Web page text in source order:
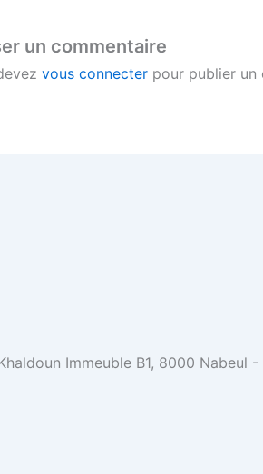
un commentaire
vous connecter pour publier un
Immeuble B1, 8000 Nabeul -